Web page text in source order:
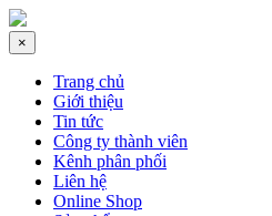
×
Trang chủ
Giới thiệu
Tin tức
Công ty thành viên
Kênh phân phối
Liên hệ
Online Shop